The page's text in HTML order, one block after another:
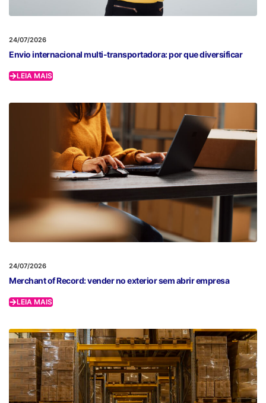
24/07/2026
Envio internacional multi-transportadora: por que diversificar
LEIA MAIS
24/07/2026
Merchant of Record: vender no exterior sem abrir empresa
LEIA MAIS